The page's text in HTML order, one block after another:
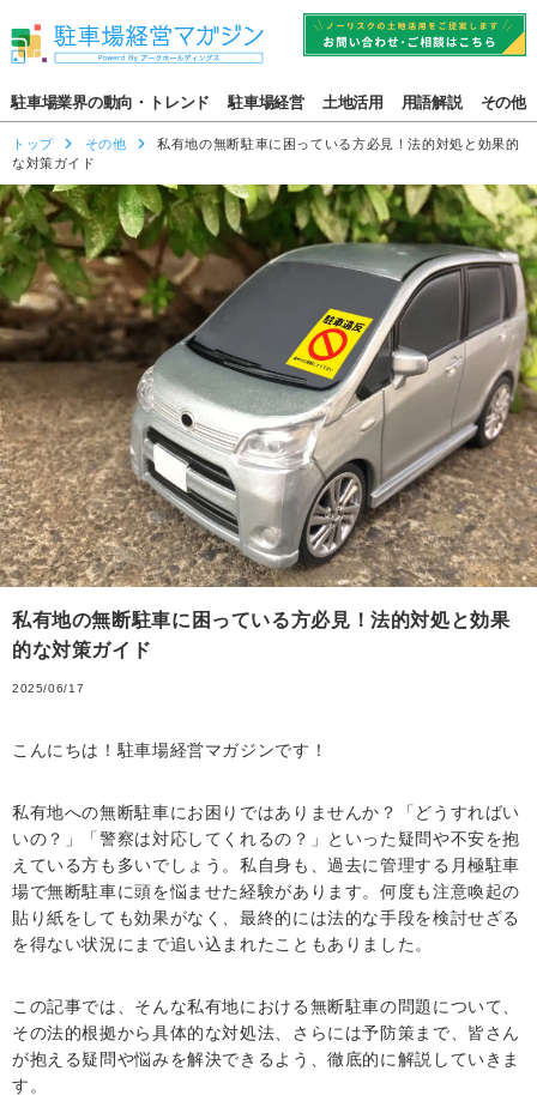
駐車場業界の動向・トレンド 駐車場経営 土地活用 用語解説 その他
トップ その他
私有地の無断駐車に困っている方必見！法的対処と効果的
な対策ガイド
私有地の無断駐車に困っている方必見！法的対処と効果
的な対策ガイド
2025/06/17
こんにちは！駐車場経営マガジンです！
私有地への無断駐車にお困りではありませんか？「どうすればい
いの？」「警察は対応してくれるの？」といった疑問や不安を抱
えている方も多いでしょう。私自身も、過去に管理する月極駐車
場で無断駐車に頭を悩ませた経験があります。何度も注意喚起の
貼り紙をしても効果がなく、最終的には法的な手段を検討せざる
を得ない状況にまで追い込まれたこともありました。
この記事では、そんな私有地における無断駐車の問題について、
その法的根拠から具体的な対処法、さらには予防策まで、皆さん
が抱える疑問や悩みを解決できるよう、徹底的に解説していきま
す。